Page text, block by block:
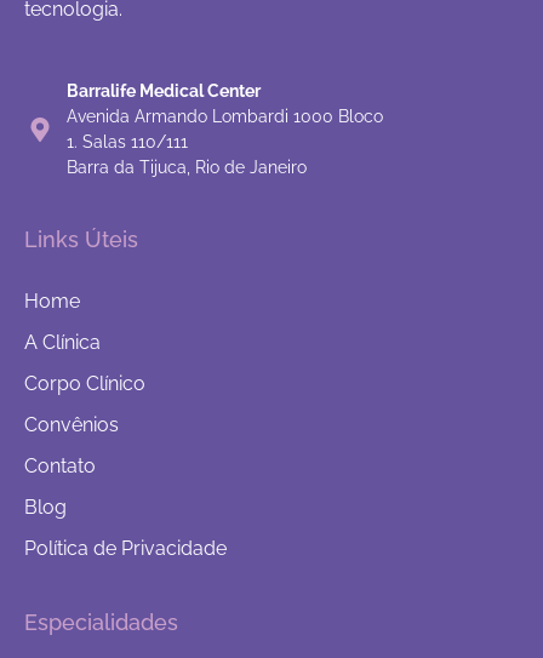
tecnologia.
Barralife Medical Center
Avenida Armando Lombardi 1000 Bloco
1. Salas 110/111
Barra da Tijuca, Rio de Janeiro
Links Úteis
Home
A Clínica
Corpo Clínico
Convênios
Contato
Blog
Política de Privacidade
Especialidades